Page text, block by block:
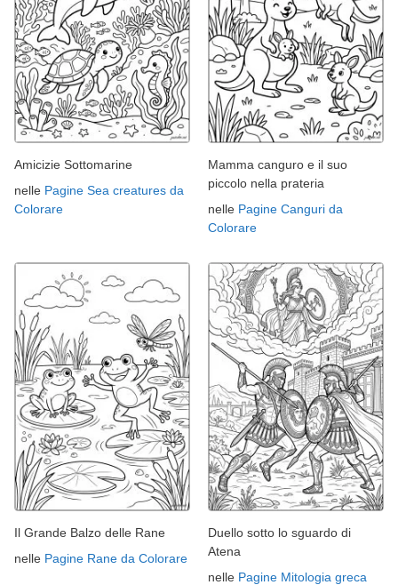
Amicizie Sottomarine
nelle Pagine Sea creatures da
Colorare
Mamma canguro e il suo
piccolo nella prateria
nelle Pagine Canguri da
Colorare
Il Grande Balzo delle Rane
nelle Pagine Rane da Colorare
Duello sotto lo sguardo di
Atena
nelle Pagine Mitologia greca